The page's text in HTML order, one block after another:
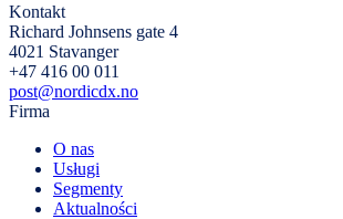
Kontakt
Richard Johnsens gate 4
4021 Stavanger
+47 416 00 011
post@nordicdx.no
Firma
O nas
Usługi
Segmenty
Aktualności